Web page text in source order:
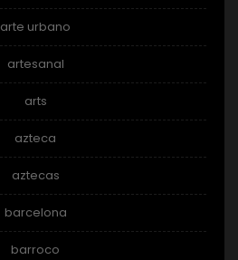
arte urbano
artesanal
arts
azteca
aztecas
barcelona
barroco